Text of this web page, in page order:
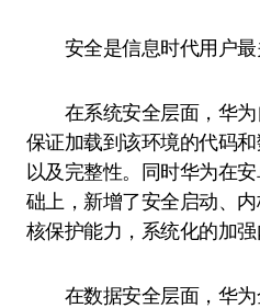
安全是信息时代用户最
在系统安全层面，华为
保证加载到该环境的代码
以及完整性。同时华为在
础上，新增了安全启动、
核保护能力，系统化的加强
在数据安全层面，华为